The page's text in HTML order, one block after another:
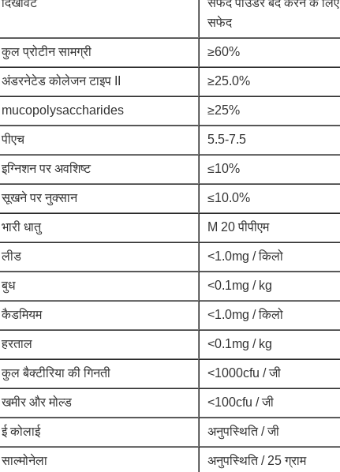
दिखावट
सफेद पाउडर बंद करने के लिए
सफेद
कुल प्रोटीन सामग्री ≥60%
अंडरनेटेड कोलेजन टाइप II ≥25.0%
mucopolysaccharides ≥25%
पीएच 5.5-7.5
इग्निशन पर अवशिष्ट ≤10%
सूखने पर नुक्सान ≤10.0%
भारी धातु M 20 पीपीएम
लीड <1.0mg / किलो
बुध <0.1mg / kg
कैडमियम <1.0mg / किलो
हरताल <0.1mg / kg
कुल बैक्टीरिया की गिनती <1000cfu / जी
खमीर और मोल्ड <100cfu / जी
ई कोलाई अनुपस्थिति / जी
साल्मोनेला अनुपस्थिति / 25 ग्राम